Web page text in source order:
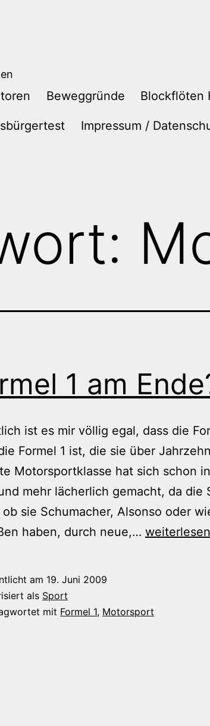
Beweggründe Blockflöten
Impressum /
1 am
ist es mir völlig egal, dass die
Formel 1 ist, die sie über
Motorsportklasse hat sich schon
mehr lächerlich gemacht, da die
sie Schumacher, Alsonso oder
haben, durch neue,… Formel
weiterlesen
am 19. Juni 2009
als Sport
mit Formel 1, Motorsport